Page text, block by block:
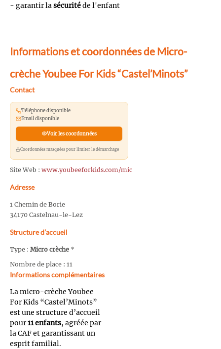
- garantir lasécuritéde l'enfant
Informations et coordonnées de Micro-
crèche Youbee For Kids “Castel’Minots”
Contact
Téléphone disponible
Email disponible
Voir les coordonnées
Coordonnées masquées pour limiter le démarchage
Site Web : www.youbeeforkids.com/mic
Adresse
1 Chemin de Borie
34170 Castelnau-le-Lez
Structure d’accueil
Type : Micro crèche *
Nombre de place : 11
Informations complémentaires
La micro-crèche Youbee
For Kids “Castel’Minots”
est une structure d’accueil
pour11 enfants, agréée par
la CAF et garantissant un
esprit familial.